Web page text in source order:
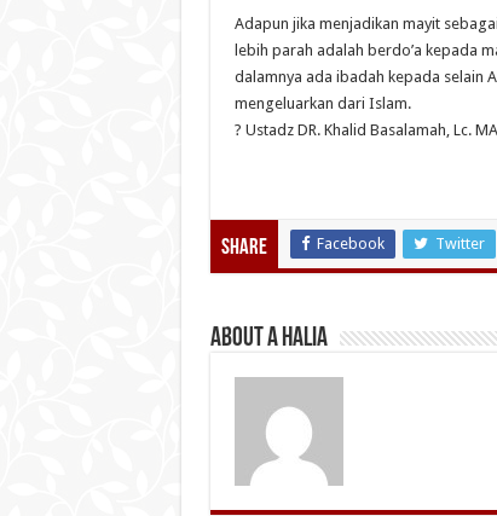
Adapun jika menjadikan mayit
lebih parah adalah berdo’a kepada
dalamnya ada ibadah kepada selain
mengeluarkan dari Islam.
? Ustadz DR. Khalid Basalamah, Lc.
Share Facebook Twitter
About A Halia